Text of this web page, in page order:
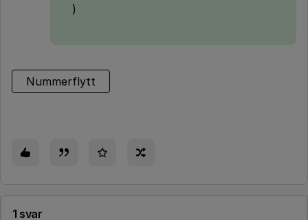
)
Nummerflytt
1 svar